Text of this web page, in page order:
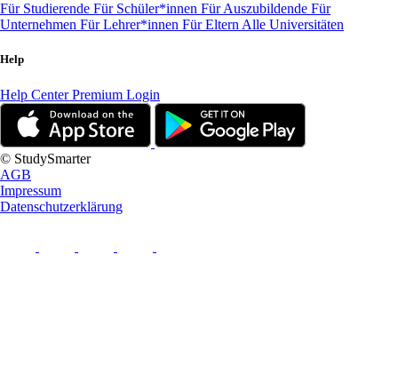
Für Studierende Für Schüler*innen Für Auszubildende Für
Unternehmen Für Lehrer*innen Für Eltern Alle Universitäten
Help
Help CenterPremium Login
© StudySmarter
AGB
Impressum
Datenschutzerklärung